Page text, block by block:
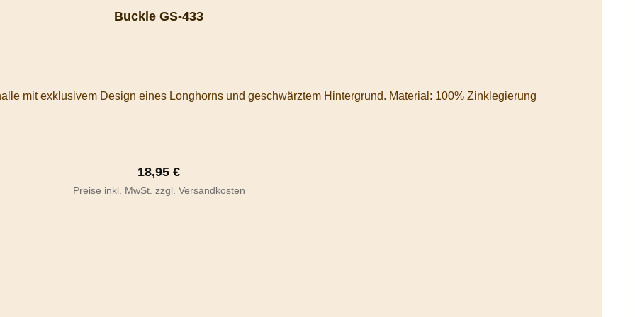
Buckle GS-433
Gürtelschnalle GS-433: Western Gürtelschnalle mit exklusivem Design eines Longhorns und geschwärztem Hintergrund. Material: 100% Zinklegierung
Regulärer Preis:
18,95 €
Preise inkl. MwSt. zzgl. Versandkosten
In den Warenkorb